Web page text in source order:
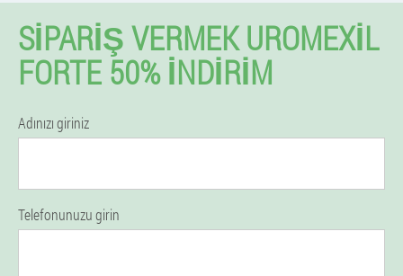
SIPARIŞ VERMEK UROMEXIL
FORTE 50% İNDIRIM
Adınızı giriniz
Telefonunuzu girin